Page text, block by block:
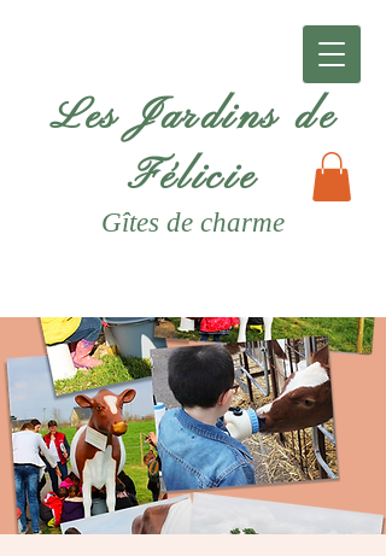
Les Jardins de
Félicie
Gîtes de charme